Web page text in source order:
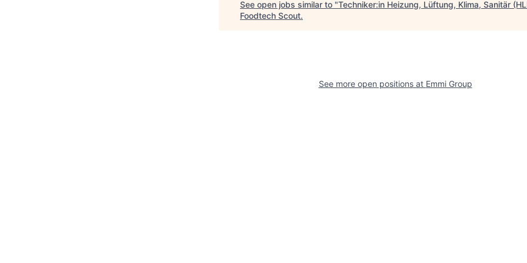
See open jobs similar to "Techniker:in Heizung, Lüftung, Klima, Sanitär
Foodtech Scout.
See more open positions at Emmi Group